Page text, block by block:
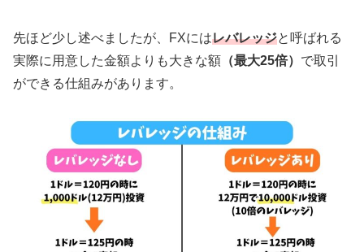
先ほど少し述べましたが、FXにはレバレッジと呼ばれる
実際に用意した金額よりも大きな額 （最大25倍） で取引
ができる仕組みがあります。